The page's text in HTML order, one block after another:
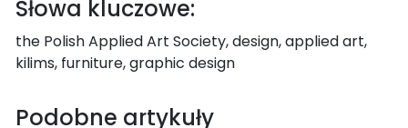
Słowa kluczowe:
the Polish Applied Art Society, design, applied art,
kilims, furniture, graphic design
Podobne artykuły